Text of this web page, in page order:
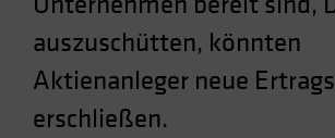
Spain
Sweden
auszuschütten, könnten
Aktienanleger neue
erschließen.